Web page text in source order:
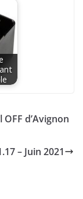
d’Avignon
– Juin 2021